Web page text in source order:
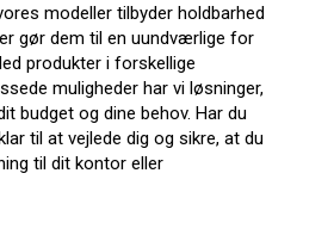
modeller tilbyder holdbarhed
gør dem til en uundværlige for
produkter i forskellige
muligheder har vi løsninger,
budget og dine behov. Har du
til at vejlede dig og sikre, at du
til dit kontor eller